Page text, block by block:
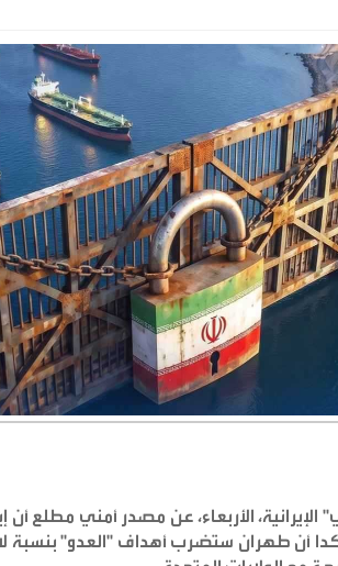
الأربعاء، عن مصدر أمني مطلع
أن طهران ستضرب أهداف "العدو" بنسبة